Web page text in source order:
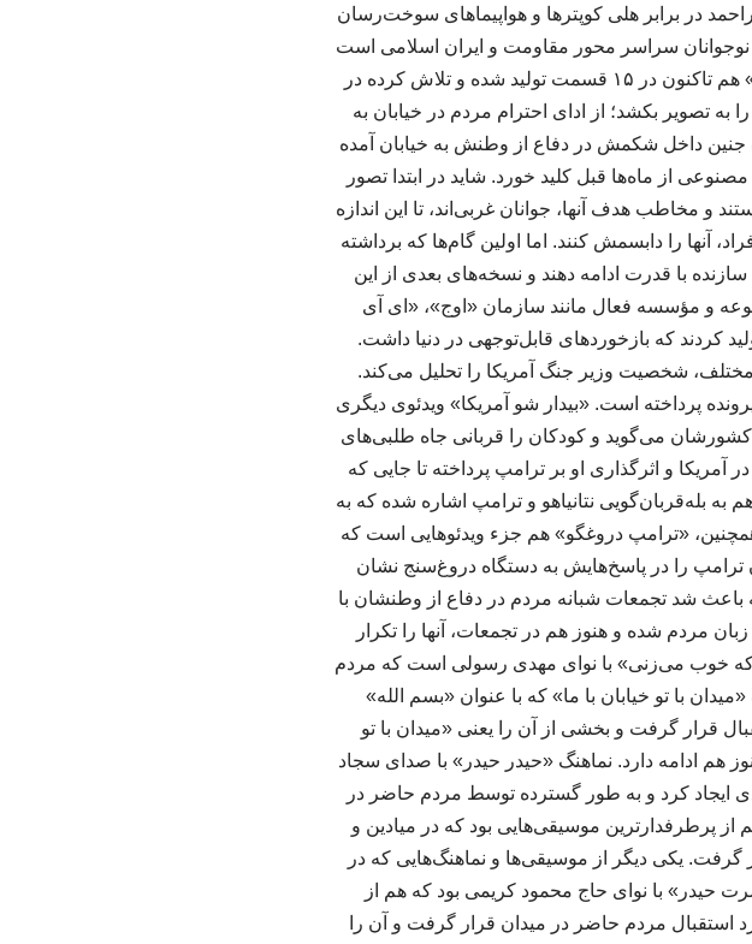
در برابر هلی کوپترها و هواپیماهای سوخت‌رسان
سراسر محور مقاومت و ایران اسلامی است
که شهیدان را الگوی خود قرار دادند. مجموعه انیمیشن «سر بلند کن» هم تاکنون در ۱۵ قسمت تولید شده و تلاش کرده در
تصویر بکشد؛ از ادای احترام مردم در خیابان به
جنین داخل شکمش در دفاع از وطنش به خیابان آمده
از ماه‌ها قبل کلید خورد. شاید در ابتدا تصور
و مخاطب هدف آنها، جوانان غربی‌اند، تا این اندازه
را دابسمش کنند. اما اولین گام‌ها که برداشته
با قدرت ادامه دهند و نسخه‌های بعدی از این
لگویی روانه شبکه‌های مجازی شد. در این بین، ۷، ۸ مجموعه و مؤسسه فعال مانند سازمان «اوج»، «ای آی
کردند که بازخوردهای قابل‌توجهی در دنیا داشت.
شخصیت وزیر جنگ آمریکا را تحلیل می‌کند.
پرداخته است. «بیدار شو آمریکا» ویدئوی دیگری
می‌گوید و کودکان را قربانی جاه طلبی‌های
آمریکا و اثرگذاری او بر ترامپ پرداخته تا جایی که
به بله‌قربان‌گویی نتانیاهو و ترامپ اشاره شده که به
«ترامپ دروغگو» هم جزء ویدئوهایی است که
را در پاسخ‌هایش به دستگاه دروغ‌سنج نشان
شد تجمعات شبانه مردم در دفاع از وطنشان با
مردم شده و هنوز هم در تجمعات، آنها را تکرار
خوب می‌زنی» با نوای مهدی رسولی است که مردم
با تو خیابان با ما» که با عنوان «بسم الله»
قرار گرفت و بخشی از آن را یعنی «میدان با تو
هم ادامه دارد. نماهنگ «حیدر حیدر» با صدای سجاد
ایجاد کرد و به طور گسترده توسط مردم حاضر در
پرطرفدارترین موسیقی‌هایی بود که در میادین و
یکی دیگر از موسیقی‌ها و نماهنگ‌هایی که در
حیدر» با نوای حاج محمود کریمی بود که هم از
مردم حاضر در میدان قرار گرفت و آن را